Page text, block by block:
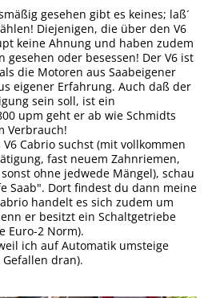
gesehen gibt es keines; laß´
Diejenigen, die über den V6
keine Ahnung und haben zudem
oder besessen! Der V6 ist
die Motoren aus Saabeigener
eigener Erfahrung. Auch daß der
sein soll, ist ein
upm geht er ab wie Schmidts
Verbrauch!
Cabrio suchst (mit vollkommen
fast neuem Zahnriemen,
ohne jedwede Mängel), schau
Saab". Dort findest du dann meine
handelt es sich zudem um
er besitzt ein Schaltgetriebe
Euro-2 Norm).
ich auf Automatik umsteige
dran).